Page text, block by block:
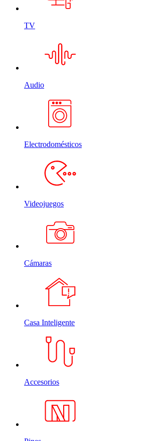
TV
Audio
Electrodomésticos
Videojuegos
Cámaras
Casa Inteligente
Accesorios